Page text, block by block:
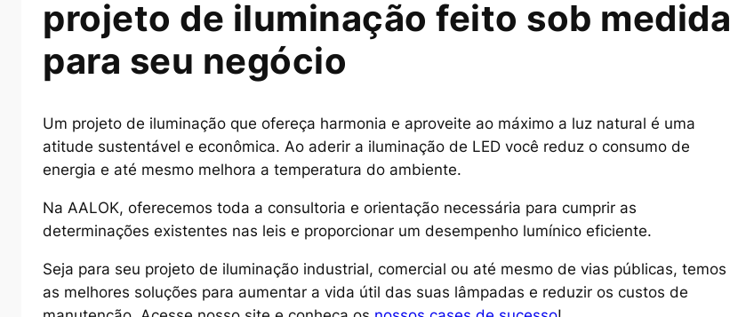
projeto de iluminação feito sob medida
para seu negócio
Um projeto de iluminação que ofereça harmonia e aproveite ao máximo a luz natural é uma
atitude sustentável e econômica. Ao aderir a iluminação de LED você reduz o consumo de
energia e até mesmo melhora a temperatura do ambiente.
Na AALOK, oferecemos toda a consultoria e orientação necessária para cumprir as
determinações existentes nas leis e proporcionar um desempenho lumínico eficiente.
Seja para seu projeto de iluminação industrial, comercial ou até mesmo de vias públicas, temos
as melhores soluções para aumentar a vida útil das suas lâmpadas e reduzir os custos de